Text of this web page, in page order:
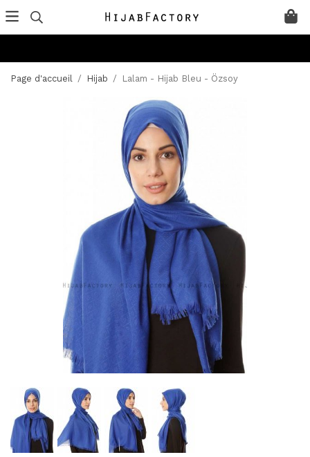
Page d'accueil / Hijab / Lalam - Hijab Bleu - Özsoy